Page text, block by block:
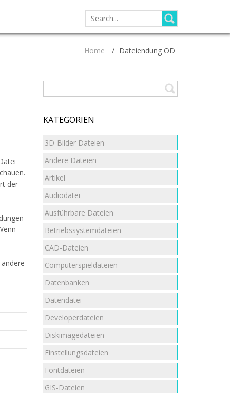
SEARCH
FOR:
Home / Dateiendung OD
der
KATEGORIEN
3D-Bilder Dateien
Andere Dateien
Artikel
Audiodatei
Ausführbare Dateien
Betriebssystemdateien
CAD-Dateien
Computerspieldateien
Datenbanken
Datendatei
Developerdateien
Diskimagedateien
Einstellungsdateien
Fontdateien
GIS-Dateien